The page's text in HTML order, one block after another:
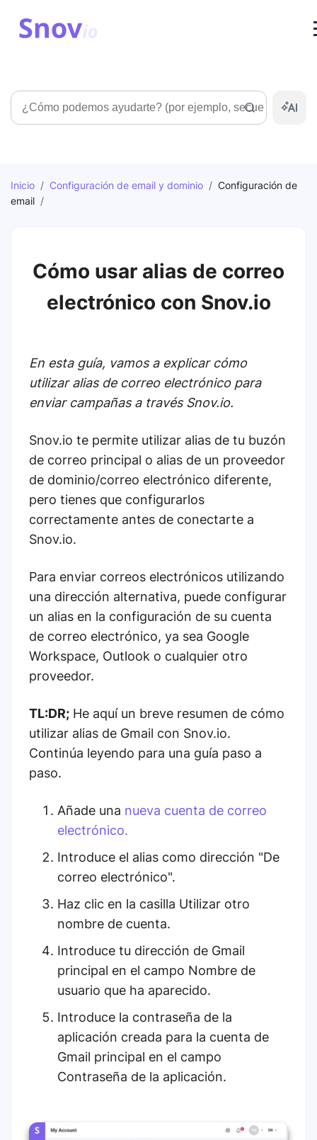
Búsqueda
Inicio / Configuración de email y dominio / Configuración de
email /
Cómo usar alias de correo
electrónico con Snov.io
En esta guía, vamos a explicar cómo
utilizar alias de correo electrónico para
enviar campañas a través Snov.io.
Snov.io te permite utilizar alias de tu buzón
de correo principal o alias de un proveedor
de dominio/correo electrónico diferente,
pero tienes que configurarlos
correctamente antes de conectarte a
Snov.io.
Para enviar correos electrónicos utilizando
una dirección alternativa, puede configurar
un alias en la configuración de su cuenta
de correo electrónico, ya sea Google
Workspace, Outlook o cualquier otro
proveedor.
TL:DR; He aquí un breve resumen de cómo
utilizar alias de Gmail con Snov.io.
Continúa leyendo para una guía paso a
paso.
Añade una nueva cuenta de correo
electrónico.
Introduce el alias como dirección "De
correo electrónico".
Haz clic en la casilla Utilizar otro
nombre de cuenta.
Introduce tu dirección de Gmail
principal en el campo Nombre de
usuario que ha aparecido.
Introduce la contraseña de la
aplicación creada para la cuenta de
Gmail principal en el campo
Contraseña de la aplicación.